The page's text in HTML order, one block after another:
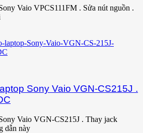
Vaio VPCS111FM . Sửa nút nguồn .
Sony Vaio VGN-CS215J .
Vaio VGN-CS215J . Thay jack
dẫn này